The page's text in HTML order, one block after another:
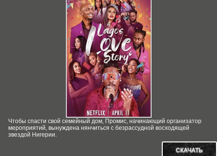
Чтобы спасти свой семейный дом, Промис, начинающий организатор
мероприятий, вынуждена нянчиться с безрассудной восходящей
звездой Нигерии.
СКАЧАТЬ